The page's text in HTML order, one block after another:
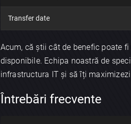
Transfer date
Acum, că știi cât de benefic poate fi
disponibile. Echipa noastră de
infrastructura IT și să îți
Întrebări frecvente